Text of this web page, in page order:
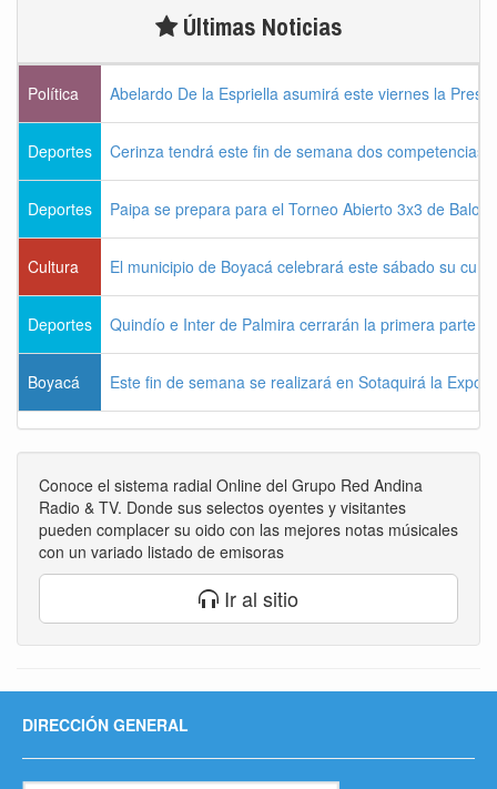
Últimas Noticias
Política Abelardo De la Espriella asumirá este viernes la
Deportes Cerinza tendrá este fin de semana dos competencias
Deportes Paipa se prepara para el Torneo Abierto 3x3 de
Cultura El municipio de Boyacá celebrará este sábado su
Deportes Quindío e Inter de Palmira cerrarán la primera parte
Boyacá Este fin de semana se realizará en Sotaquirá la
Conoce el sistema radial Online del Grupo Red Andina
Radio & TV. Donde sus selectos oyentes y visitantes
pueden complacer su oido con las mejores notas músicales
con un variado listado de emisoras
Ir al sitio
DIRECCIÓN GENERAL